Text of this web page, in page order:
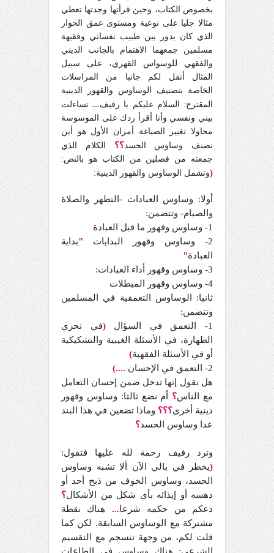
بخصوص الكتاب، وحين قرأتها وجدتها تعطي
مثالا جليا على نوعية ومستوى عمق الحوار
الذي كان يدور بين طبيب نفساني وفقيهة
مسلمين جمعهما الاهتمام بالجانب الديني
والفقهي للوسواس القهري، على سبيل
المثال أنقل لكم جانبا من المراسلات
الخاصة بتصنيف الوساوس والقهور الدينية
المقترح: السلام عليكم يا رفيف...تساءلت
بيني ونفسي وأنا أقرأ ردك على الموسوسة
محاولا تغيير الصياغة أمران الأول هو أين
نصنف وساوس الحسد؟؟ الكلام الذي
جمعته من فصلين من الكتاب هو بالنص:
(وتشمل الوساوس والقهور الدينية:
أولا: وساوس العبادات -التطهر والصلاة
والصيام- وتتضمن:
1- وساوس وقهور ما قبل العبادة
2- وساوس وقهور البدايات
"بداية
العبادة"
3- وساوس وقهور أداء العبادات:
4- وساوس وقهور المبطلات
ثانيا: الوساوس التعمقية في المسلمين
وتتضمن:
1- التعمق في السؤال
(في تحري
الطهارة، في الأسئلة الغيبية والتشكيكية
أو في الأسئلة الفقهية)
2- التعمق في الإحسان
....)
هل نقول إنها تدخل ضمن إحسان التعامل
مع الناس؟ أم نضع ثالثا: وساوس وقهور
دينية أخرى؟؟؟ وماذا تضعين في هذا البند
عدا وساوس الحسد؟
وترد رفيف رحمة لله عليها فتقول:
(يخطر في بالي الآن ألا تشبه وساوس
الحسد، وساوس الخوف من ذبح أحد أو
دهسه أو إيذائه بأي شكل من الأشكال؟
دعكم من حكمه شرعا... هناك نقطة
مشتركة مع الوساوس السابقة. لكن كما
قلت لكم، من وجهة تنسجم مع التقسيم